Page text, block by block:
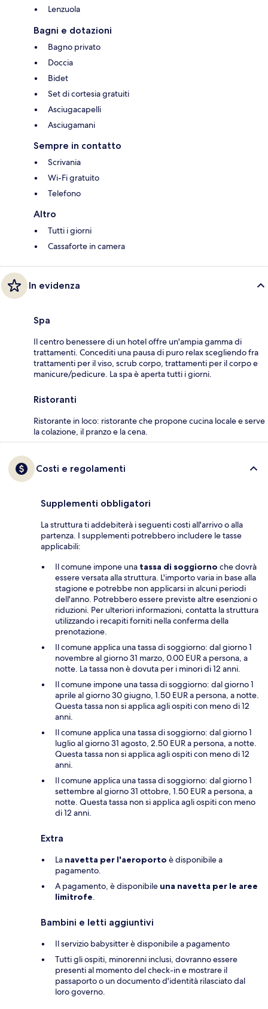
Lenzuola
Bagni e dotazioni
Bagno privato
Doccia
Bidet
Set di cortesia gratuiti
Asciugacapelli
Asciugamani
Sempre in contatto
Scrivania
Wi-Fi gratuito
Telefono
Altro
Tutti i giorni
Cassaforte in camera
In evidenza
Spa
Il centro benessere di un hotel offre un'ampia gamma di
trattamenti. Concediti una pausa di puro relax scegliendo fra
trattamenti per il viso, scrub corpo, trattamenti per il corpo e
manicure/pedicure. La spa è aperta tutti i giorni.
Ristoranti
Ristorante in loco: ristorante che propone cucina locale e serve
la colazione, il pranzo e la cena.
Costi e regolamenti
Supplementi obbligatori
La struttura ti addebiterà i seguenti costi all'arrivo o alla
partenza. I supplementi potrebbero includere le tasse
applicabili:
Il comune impone una tassa di soggiorno che dovrà
essere versata alla struttura. L'importo varia in base alla
stagione e potrebbe non applicarsi in alcuni periodi
dell'anno. Potrebbero essere previste altre esenzioni o
riduzioni. Per ulteriori informazioni, contatta la struttura
utilizzando i recapiti forniti nella conferma della
prenotazione.
Il comune applica una tassa di soggiorno: dal giorno 1
novembre al giorno 31 marzo, 0.00 EUR a persona, a
notte. La tassa non è dovuta per i minori di 12 anni.
Il comune impone una tassa di soggiorno: dal giorno 1
aprile al giorno 30 giugno, 1.50 EUR a persona, a notte.
Questa tassa non si applica agli ospiti con meno di 12
anni.
Il comune applica una tassa di soggiorno: dal giorno 1
luglio al giorno 31 agosto, 2.50 EUR a persona, a notte.
Questa tassa non si applica agli ospiti con meno di 12
anni.
Il comune applica una tassa di soggiorno: dal giorno 1
settembre al giorno 31 ottobre, 1.50 EUR a persona, a
notte. Questa tassa non si applica agli ospiti con meno
di 12 anni.
Extra
La navetta per l'aeroporto è disponibile a
pagamento.
A pagamento, è disponibile una navetta per le aree
limitrofe.
Bambini e letti aggiuntivi
Il servizio babysitter è disponibile a pagamento
Tutti gli ospiti, minorenni inclusi, dovranno essere
presenti al momento del check-in e mostrare il
passaporto o un documento d'identità rilasciato dal
loro governo.